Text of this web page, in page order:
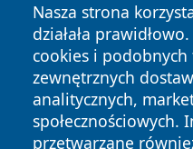
Nasza strona
działała
cookies i
zewnętrznych
analitycznych,
społecznościowych.
przetwarzane
Copyright © 2026